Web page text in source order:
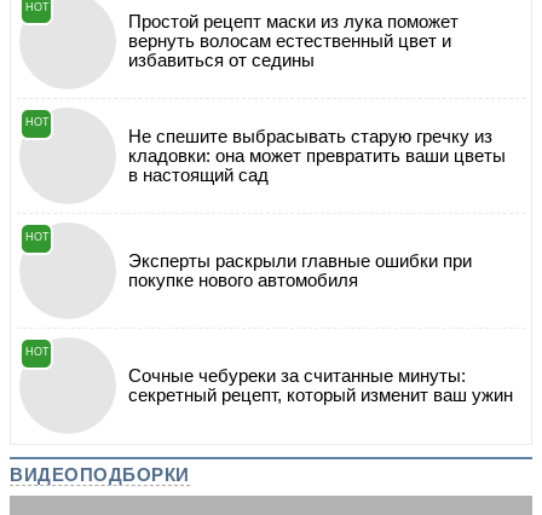
HOT
Простой рецепт маски из лука поможет
вернуть волосам естественный цвет и
избавиться от седины
HOT
Не спешите выбрасывать старую гречку из
кладовки: она может превратить ваши цветы
в настоящий сад
HOT
Эксперты раскрыли главные ошибки при
покупке нового автомобиля
HOT
Сочные чебуреки за считанные минуты:
секретный рецепт, который изменит ваш ужин
ВИДЕОПОДБОРКИ